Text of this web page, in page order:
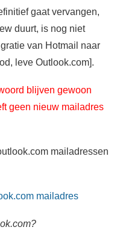
gaat vervangen,
duurt, is nog niet
van Hotmail naar
leve Outlook.com].
blijven gewoon
geen nieuw mailadres
mailadressen
mailadres